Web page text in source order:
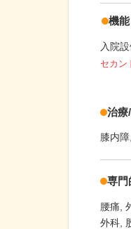
機
入院
セカン
治療
膝内障
専門
腰痛
外科